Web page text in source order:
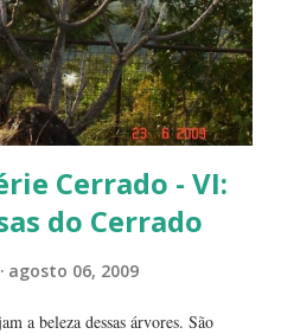
Cerrado - VI:
do Cerrado
agosto 06, 2009
a beleza dessas árvores. São